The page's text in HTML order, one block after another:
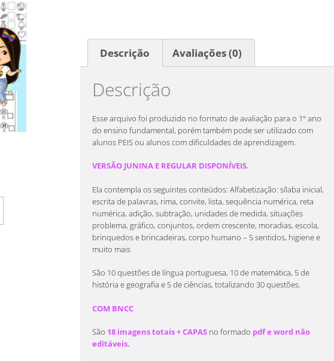
Descrição Avaliações (0)
Descrição
Esse arquivo foi produzido no formato de avaliação para o 1º ano
do ensino fundamental, porém também pode ser utilizado com
alunos PEIS ou alunos com dificuldades de aprendizagem.
VERSÃO JUNINA E REGULAR DISPONÍVEIS.
Ela contempla os seguintes conteúdos: Alfabetização: sílaba inicial,
escrita de palavras, rima, convite, lista, sequência numérica, reta
numérica, adição, subtração, unidades de medida, situações
problema, gráfico, conjuntos, ordem crescente, moradias, escola,
brinquedos e brincadeiras, corpo humano – 5 sentidos, higiene e
muito mais
São 10 questões de língua portuguesa, 10 de matemática, 5 de
história e geografia e 5 de ciências, totalizando 30 questões.
COM BNCC
São 18 imagens totais + CAPAS no formado pdf e word não
editáveis.